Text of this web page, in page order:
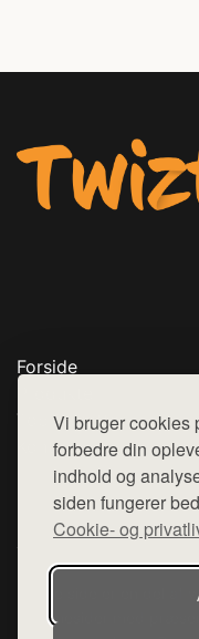
Vi bruger cookies
forbedre din
indhold og
siden fungerer
Cookie- og
Forside
Top Rabatter
Kontakt
Denne side er en del af
hjemmesider med